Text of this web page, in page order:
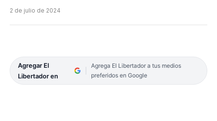
2 de julio de 2024
Agregar El
Libertador en
Agrega El Libertador a tus medios
preferidos en Google